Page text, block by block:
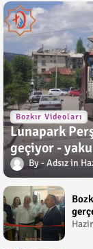
Bozkır Videoları
Lunapark
geçiyor -
Adsız